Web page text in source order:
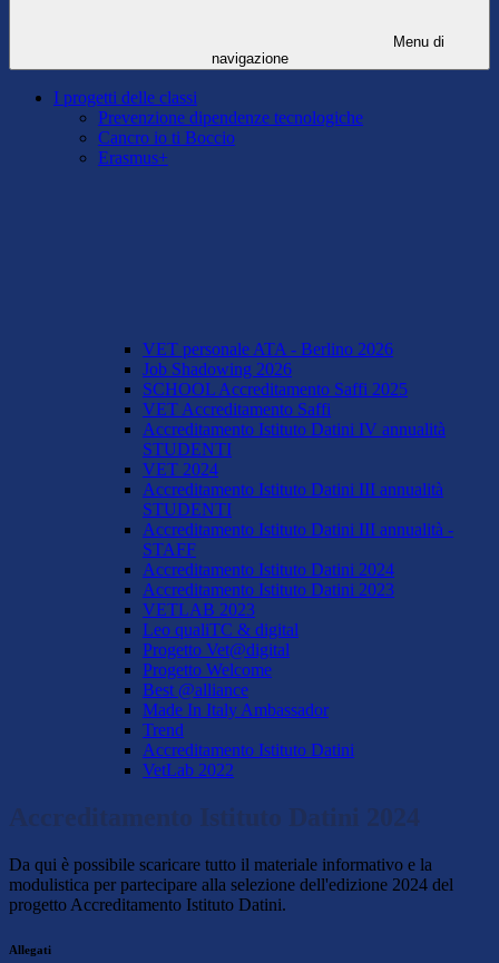
Menu di
navigazione
I progetti delle classi
Prevenzione dipendenze tecnologiche
Cancro io ti Boccio
Erasmus+
VET personale ATA - Berlino 2026
Job Shadowing 2026
SCHOOL Accreditamento Saffi 2025
VET Accreditamento Saffi
Accreditamento Istituto Datini IV annualità
STUDENTI
VET 2024
Accreditamento Istituto Datini III annualità
STUDENTI
Accreditamento Istituto Datini III annualità -
STAFF
Accreditamento Istituto Datini 2024
Accreditamento Istituto Datini 2023
VETLAB 2023
Leo qualiTC & digital
Progetto Vet@digital
Progetto Welcome
Best @alliance
Made In Italy Ambassador
Trend
Accreditamento Istituto Datini
VetLab 2022
Accreditamento Istituto Datini 2024
Da qui è possibile scaricare tutto il materiale informativo e la
modulistica per partecipare alla selezione dell'edizione 2024 del
progetto Accreditamento Istituto Datini.
Allegati